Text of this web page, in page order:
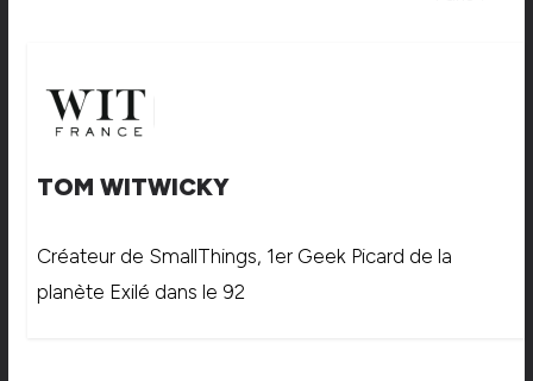
TOM WITWICKY
Créateur de SmallThings, 1er Geek Picard de la
planète Exilé dans le 92